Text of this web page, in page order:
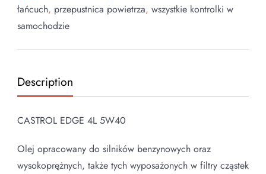
łańcuch, przepustnica powietrza, wszystkie kontrolki w
samochodzie
Description
CASTROL EDGE 4L 5W40
Olej opracowany do silników benzynowych oraz
wysokoprężnych, także tych wyposażonych w filtry cząstek